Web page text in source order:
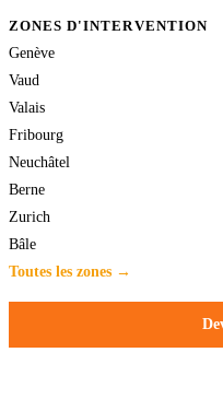
ZONES D'INTERVENTION
Genève
Vaud
Valais
Fribourg
Neuchâtel
Berne
Zurich
Bâle
Toutes les zones →